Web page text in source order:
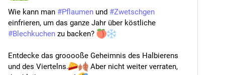
Wie kann man #Pflaumen und #Zwetschgen
#Blechkuchen zu backen?
Entdecke das grooooße Geheimnis des Halbierens
und des Viertelns.
Aber nicht weiter verraten,